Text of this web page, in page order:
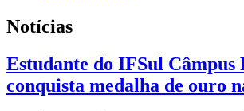
Notícias
Estudante do IFSul Câmpus
conquista medalha de ouro